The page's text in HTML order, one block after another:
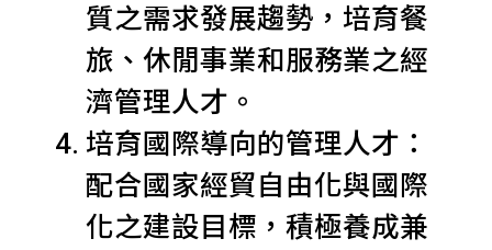
質之需求發展趨勢，培育餐
旅、休閒事業和服務業之經
濟管理人才。
培育國際導向的管理人才：
配合國家經貿自由化與國際
化之建設目標，積極養成兼